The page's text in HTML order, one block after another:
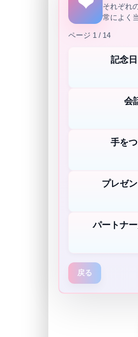
それぞれ
常によく
ページ 1 / 14
記念
会
手を
プレゼ
パートナ
戻る